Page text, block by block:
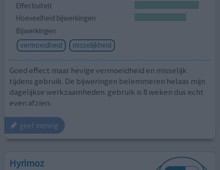
Effectiviteit
Hoeveelheid bijwerkingen
Bijwerkingen
vermoeidheid
misselijkheid
Goed effect maar hevige vermoeidheid en misselijk
tijdens gebruik. De bijweringen belemmeren helaas mijn
dagelijkse werkzaamheden. gebruik is 8 weken dus echt
even afzien.
geef mening
Hyrimoz